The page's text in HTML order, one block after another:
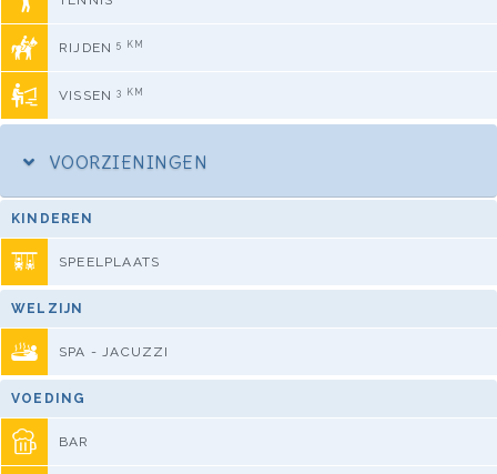
RIJDEN5 KM
VISSEN3 KM
VOORZIENINGEN
KINDEREN
SPEELPLAATS
WELZIJN
SPA - JACUZZI
VOEDING
BAR